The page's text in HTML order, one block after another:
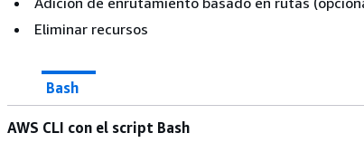
Eliminar recursos
Bash
AWS CLI con el script Bash